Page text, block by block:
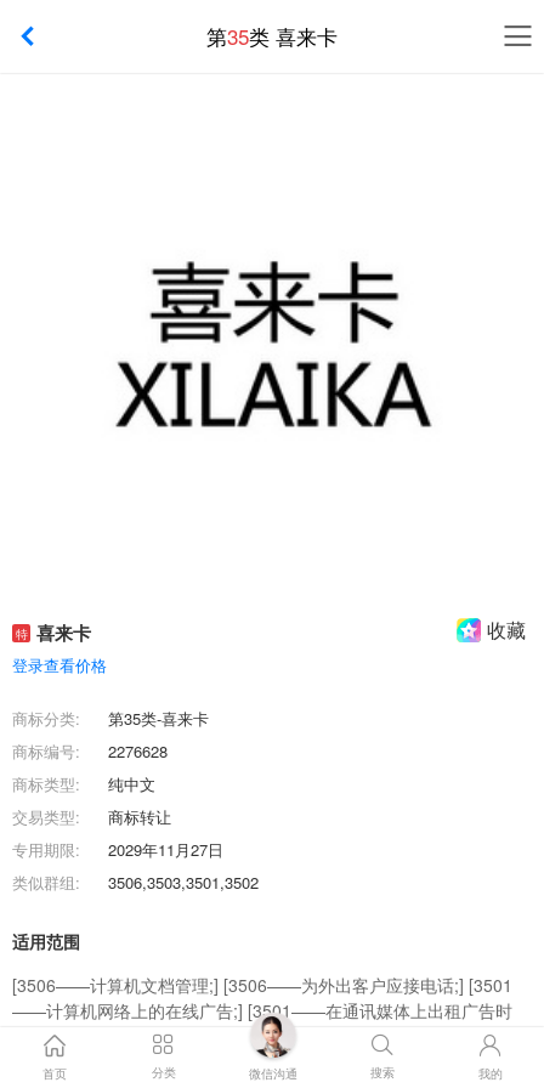
第35类 喜来卡
特 喜来卡 收藏
登录查看价格
商标分类:
第35类-喜来卡
商标编号:
2276628
商标类型:
纯中文
交易类型:
商标转让
专用期限:
2029年11月27日
类似群组:
3506,3503,3501,3502
适用范围
[3506——计算机文档管理;] [3506——为外出客户应接电话;] [3501
——计算机网络上的在线广告;] [3501——在通讯媒体上出租广告时
间;] [3503——电话市场营销;] [3501——点击付费广告;] [3502——通
过网站提供商业信息;] [3506——谈话记录（办公事务）;] [3501——
首页 分类 微信沟通 搜索 我的